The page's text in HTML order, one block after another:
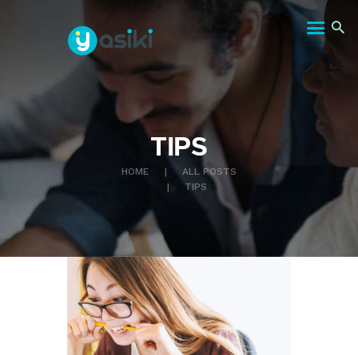
TIPS
HOME
ALL POSTS
TIPS
INICIO
CONOCENOS
CONTACTANOS